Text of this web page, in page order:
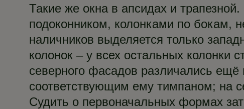
Такие же окна в апсидах и
подоконником, колонками по бокам,
наличников выделяется только
колонок – у всех остальных колонки
северного фасадов различались
соответствующим ему тимпаном; на
Судить о первоначальных формах